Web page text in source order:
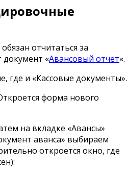
отчитаться за
документ «Авансовый отчет«.
где и «Кассовые документы».
форма нового
на вкладке «Авансы»
аванса» выбираем
откроется окно, где